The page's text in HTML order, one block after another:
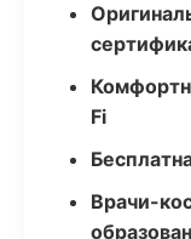
Fi
Врачи-